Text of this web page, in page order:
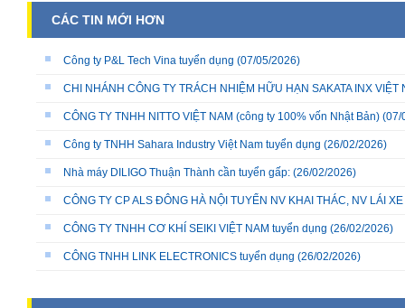
CÁC TIN MỚI HƠN
Công ty P&L Tech Vina tuyển dụng (07/05/2026)
CHI NHÁNH CÔNG TY TRÁCH NHIỆM HỮU HẠN SAKATA INX
CÔNG TY TNHH NITTO VIỆT NAM (công ty 100% vốn Nhật Bản) (07/
Công ty TNHH Sahara Industry Việt Nam tuyển dụng (26/02/2026)
Nhà máy DILIGO Thuận Thành cần tuyển gấp: (26/02/2026)
CÔNG TY CP ALS ĐÔNG HÀ NỘI TUYỂN NV KHAI THÁC, NV LÁI
CÔNG TY TNHH CƠ KHÍ SEIKI VIỆT NAM tuyển dụng (26/02/2026)
CÔNG TNHH LINK ELECTRONICS tuyển dụng (26/02/2026)